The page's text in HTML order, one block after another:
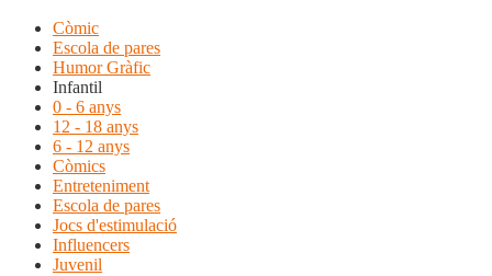
Còmic
Escola de pares
Humor Gràfic
Infantil
0 - 6 anys
12 - 18 anys
6 - 12 anys
Còmics
Entreteniment
Escola de pares
Jocs d'estimulació
Influencers
Juvenil